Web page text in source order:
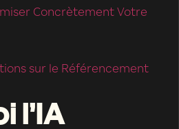
Concrètement Votre
sur le Référencement
l’IA